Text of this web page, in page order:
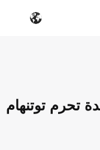
تحرم توتنهام